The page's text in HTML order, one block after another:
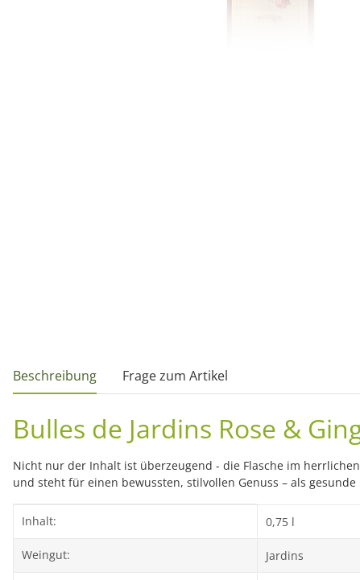
weitere Registerkarten anzeigen
Beschreibung Frage zum Artikel
Bulles de Jardins Rose &
Nicht nur der Inhalt ist überzeugend - die Flasche im
und steht für einen bewussten, stilvollen Genuss – als
Produkteigenschaft
Wert
Inhalt: 0,75 l
Weingut: Jardins